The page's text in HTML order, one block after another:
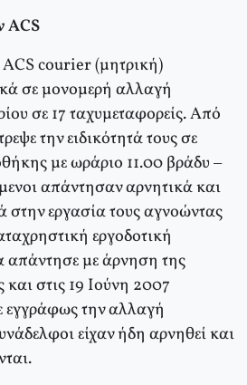
ACS
ACS courier (μητρική)
σε μονομερή αλλαγή
σε 17 ταχυμεταφορείς. Από
την ειδικότητά τους σε
με ωράριο 11.00 βράδυ –
απάντησαν αρνητικά και
εργασία τους αγνοώντας
εργοδοτική
απάντησε με άρνηση της
στις 19 Ιούνη 2007
εγγράφως την αλλαγή
είχαν ήδη αρνηθεί και